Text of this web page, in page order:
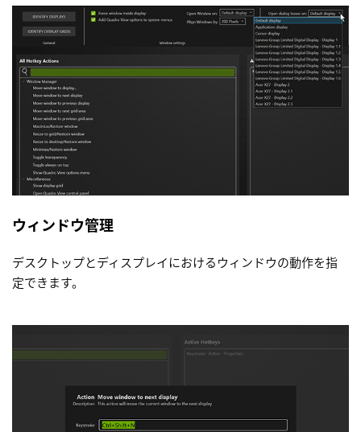
ウィンドウ管理
デスクトップとディスプレイにおけるウィンドウの動作を指
定できます。